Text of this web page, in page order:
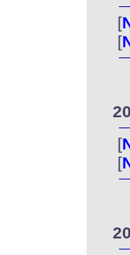
[
[
[
[